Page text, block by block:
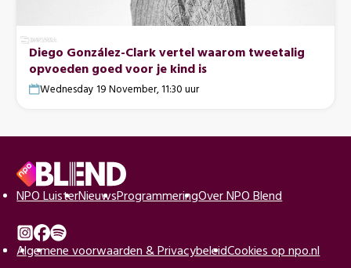
Diego González-Clark vertel waarom tweetalig
opvoeden goed voor je kind is
Wednesday 19 November, 11:30 uur
Voettekst
Naar
beginpagina
van
NPO LuisterNieuwsProgrammeringOver NPO Blend
Instagram
Facebook
Spotify
Algemene voorwaarden & PrivacybeleidCookies op npo.nl